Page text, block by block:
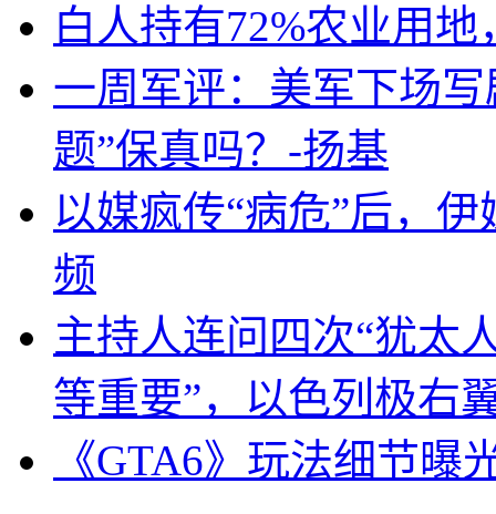
白人持有72%农业用
一周军评：美军下场
题”保真吗？-扬基
以媒疯传“病危”后，
频
主持人连问四次“犹太
等重要”，以色列极右
《GTA6》玩法细节